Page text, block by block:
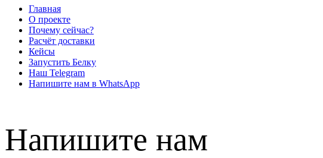
Главная
О проекте
Почему сейчас?
Расчёт доставки
Кейсы
Запустить Белку
Наш Telegram
Напишите нам в WhatsApp
Напишите нам